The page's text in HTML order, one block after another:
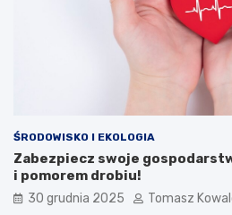
ŚRODOWISKO I EKOLOGIA
Zabezpiecz swoje
i pomorem drobiu!
30 grudnia 2025 Tomasz